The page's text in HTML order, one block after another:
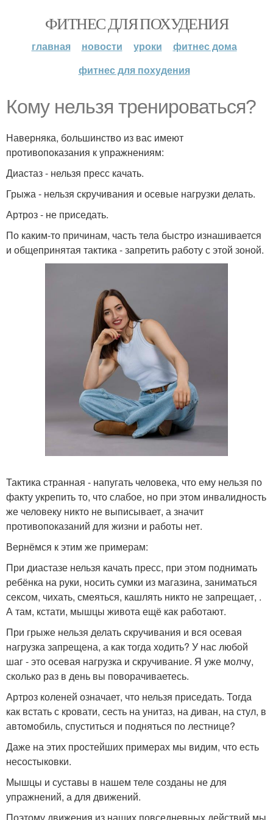
ФИТНЕС ДЛЯ ПОХУДЕНИЯ
главная новости уроки
фитнес дома
фитнес для похудения
Кому нельзя тренироваться?
Наверняка, большинство из вас имеют
противопоказания к упражнениям:
Диастаз - нельзя пресс качать.
Грыжа - нельзя скручивания и осевые нагрузки делать.
Артроз - не приседать.
По каким-то причинам, часть тела быстро изнашивается
и общепринятая тактика - запретить работу с этой зоной.
Тактика странная - напугать человека, что ему нельзя по
факту укрепить то, что слабое, но при этом инвалидность
же человеку никто не выписывает, а значит
противопоказаний для жизни и работы нет.
Вернёмся к этим же примерам:
При диастазе нельзя качать пресс, при этом поднимать
ребёнка на руки, носить сумки из магазина, заниматься
сексом, чихать, смеяться, кашлять никто не запрещает, .
А там, кстати, мышцы живота ещё как работают.
При грыже нельзя делать скручивания и вся осевая
нагрузка запрещена, а как тогда ходить? У нас любой
шаг - это осевая нагрузка и скручивание. Я уже молчу,
сколько раз в день вы поворачиваетесь.
Артроз коленей означает, что нельзя приседать. Тогда
как встать с кровати, сесть на унитаз, на диван, на стул, в
автомобиль, спуститься и подняться по лестнице?
Даже на этих простейших примерах мы видим, что есть
несостыковки.
Мышцы и суставы в нашем теле созданы не для
упражнений, а для движений.